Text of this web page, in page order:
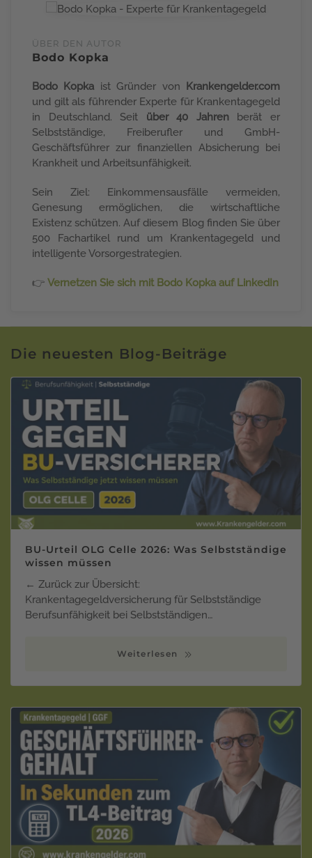
ÜBER DEN AUTOR
Bodo Kopka
Bodo Kopka ist Gründer von
Krankengelder.com
und gilt als führender Experte für Krankentagegeld
in Deutschland. Seit über 40 Jahrenberät er
Selbstständige, Freiberufler und GmbH-
Geschäftsführer zur finanziellen Absicherung bei
Krankheit und Arbeitsunfähigkeit.
Sein Ziel: Einkommensausfälle vermeiden,
Genesung ermöglichen, die wirtschaftliche
Existenz schützen. Auf diesem Blog finden Sie über
500 Fachartikel rund um Krankentagegeld und
intelligente Vorsorgestrategien.
👉 Vernetzen Sie sich mit Bodo Kopka auf LinkedIn
Die neuesten Blog-Beiträge
BU-Urteil OLG Celle 2026: Was Selbstständige
wissen müssen
← Zurück zur Übersicht:
Krankentagegeldversicherung für Selbstständige
Berufsunfähigkeit bei Selbstständigen…
Weiterlesen